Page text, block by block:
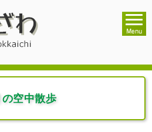
空中散歩